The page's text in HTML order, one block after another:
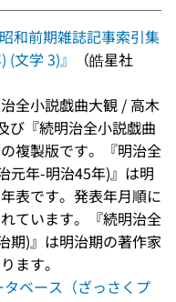
和前期雑誌記事索引集
文学 3)』
（皓星社
治全小説戯曲大観 / 高木
び『続明治全小説戯曲
複製版です。『明治全
元年-明治45年)』は明
表です。発表年月順に
ています。『続明治全
期)』は明治期の著作家
ます。
ベース（ざっさくプ